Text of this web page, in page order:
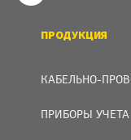
ПРОДУКЦИЯ
КАБЕЛЬНО-
ПРИБОРЫ УЧЕТА